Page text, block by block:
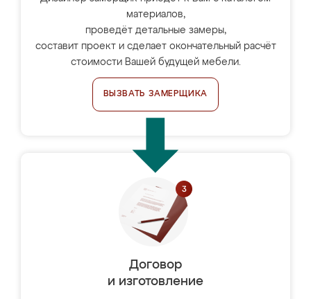
материалов,
проведёт детальные замеры,
составит проект и сделает окончательный расчёт
стоимости Вашей будущей мебели.
ВЫЗВАТЬ ЗАМЕРЩИКА
Договор
и изготовление